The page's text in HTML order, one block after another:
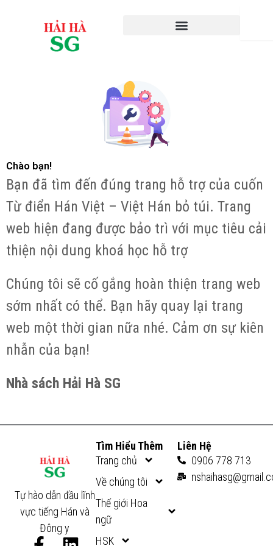
Chào bạn!
Bạn đã tìm đến đúng trang hỗ trợ của cuốn
Từ điển Hán Việt – Việt Hán bỏ túi. Trang
web hiện đang được bảo trì với mục tiêu cải
thiện nội dung khoá học hỗ trợ
Chúng tôi sẽ cố gắng hoàn thiện trang web
sớm nhất có thể. Bạn hãy quay lại trang
web một thời gian nữa nhé. Cảm ơn sự kiên
nhẫn của bạn!
Nhà sách Hải Hà SG
Tự hào dẫn đầu lĩnh
vực tiếng Hán và
Đông y
Tìm Hiểu Thêm
Trang chủ
Về chúng tôi
Thế giới Hoa
ngữ
HSK
Liên Hệ
0906 778 713